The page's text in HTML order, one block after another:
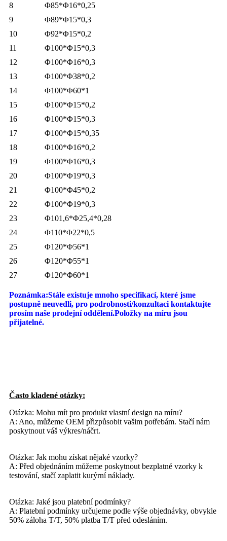
8
Φ85*Φ16*0,25
9
Φ89*Φ15*0,3
10
Φ92*Φ15*0,2
11
Φ100*Φ15*0,3
12
Φ100*Φ16*0,3
13
Φ100*Φ38*0,2
14
Φ100*Φ60*1
15
Φ100*Φ15*0,2
16
Φ100*Φ15*0,3
17
Φ100*Φ15*0,35
18
Φ100*Φ16*0,2
19
Φ100*Φ16*0,3
20
Φ100*Φ19*0,3
21
Φ100*Φ45*0,2
22
Φ100*Φ19*0,3
23
Φ101,6*Φ25,4*0,28
24
Φ110*Φ22*0,5
25
Φ120*Φ56*1
26
Φ120*Φ55*1
27
Φ120*Φ60*1
Poznámka:Stále existuje mnoho specifikací, které jsme
postupně neuvedli, pro podrobnosti/konzultaci kontaktujte
prosím naše prodejní oddělení.Položky na míru jsou
přijatelné.
Často kladené otázky:
Otázka: Mohu mít pro produkt vlastní design na míru?
A: Ano, můžeme OEM přizpůsobit vašim potřebám. Stačí nám
poskytnout váš výkres/náčrt.
Otázka: Jak mohu získat nějaké vzorky?
A: Před objednáním můžeme poskytnout bezplatné vzorky k
testování, stačí zaplatit kurýrní náklady.
Otázka: Jaké jsou platební podmínky?
A: Platební podmínky určujeme podle výše objednávky, obvykle
50% záloha T/T, 50% platba T/T před odesláním.